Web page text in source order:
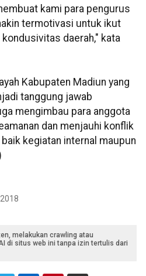
kami para pengurus
termotivasi untuk ikut
daerah," kata
Kabupaten Madiun yang
tanggung jawab
mengimbau para anggota
dan menjauhi konflik
kegiatan internal maupun
melakukan crawling atau
di situs web ini tanpa izin tertulis dari